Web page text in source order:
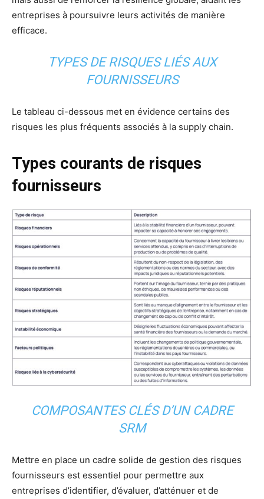
entreprises à poursuivre leurs activités de manière
efficace.
TYPES DE RISQUES LIÉS AUX
FOURNISSEURS
Le tableau ci-dessous met en évidence certains des
risques les plus fréquents associés à la supply chain.
Types courants de risques
fournisseurs
COMPOSANTES CLÉS D’UN CADRE
SRM
Mettre en place un cadre solide de gestion des risques
fournisseurs est essentiel pour permettre aux
entreprises d’identifier, d’évaluer, d’atténuer et de